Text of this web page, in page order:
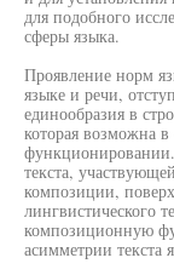
для подобного
сферы языка.
Проявление норм
языке и речи,
единообразия в
которая возможна в
текста,
композиции,
лингвистического
композиционную
асимметрии текста